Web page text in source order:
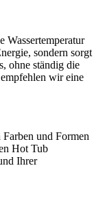
Wassertemperatur
sondern sorgt
ohne ständig die
wir eine
und Formen
Hot Tub
Ihrer